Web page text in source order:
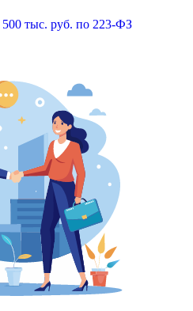
500 тыс. руб. по 223-ФЗ